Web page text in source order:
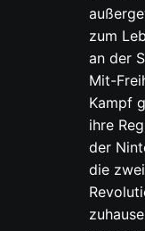
zum
an der
Mit-
Kampf
ihre
der
die